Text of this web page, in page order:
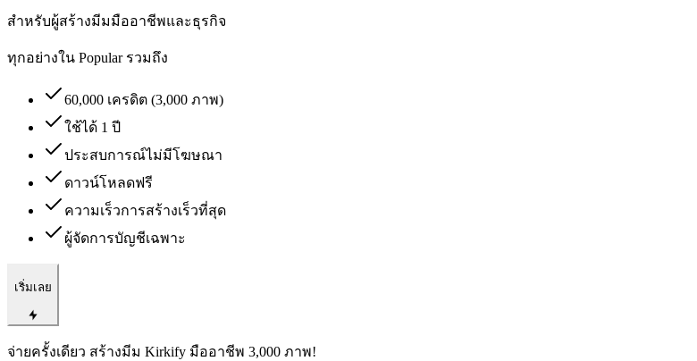
สำหรับผู้สร้างมีมมืออาชีพและธุรกิจ
ทุกอย่างใน Popular รวมถึง
60,000 เครดิต (3,000 ภาพ)
ใช้ได้ 1 ปี
ประสบการณ์ไม่มีโฆษณา
ดาวน์โหลดฟรี
ความเร็วการสร้างเร็วที่สุด
ผู้จัดการบัญชีเฉพาะ
เริ่มเลย
จ่ายครั้งเดียว สร้างมีม Kirkify มืออาชีพ 3,000 ภาพ!